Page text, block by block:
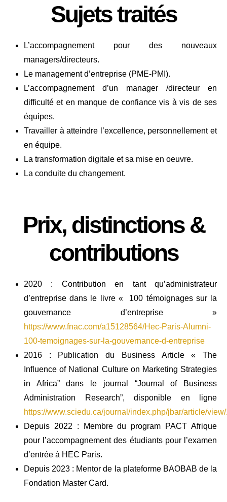
Sujets traités
L’accompagnement pour des nouveaux
managers/directeurs.
Le management d’entreprise (PME-PMI).
L’accompagnement d’un manager /directeur en
difficulté et en manque de confiance vis à vis de ses
équipes.
Travailler à atteindre l’excellence, personnellement et
en équipe.
La transformation digitale et sa mise en oeuvre.
La conduite du changement.
Prix, distinctions &
contributions
2020 : Contribution en tant qu’administrateur
d’entreprise dans le livre « 100 témoignages sur la
gouvernance d’entreprise »
https://www.fnac.com/a15128564/Hec-Paris-Alumni-
100-temoignages-sur-la-gouvernance-d-entreprise
2016 : Publication du Business Article « The
Influence of National Culture on Marketing Strategies
in Africa” dans le journal “Journal of Business
Administration Research”, disponible en ligne
https://www.sciedu.ca/journal/index.php/jbar/article/
Depuis 2022 : Membre du program PACT Afrique
pour l’accompagnement des étudiants pour l’examen
d’entrée à HEC Paris.
Depuis 2023 : Mentor de la plateforme BAOBAB de la
Fondation Master Card.